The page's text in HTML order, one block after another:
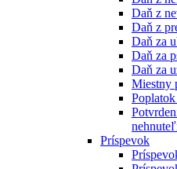
Daň z
Daň z
Daň za
Daň za
Daň za
Miestny
Príspevok